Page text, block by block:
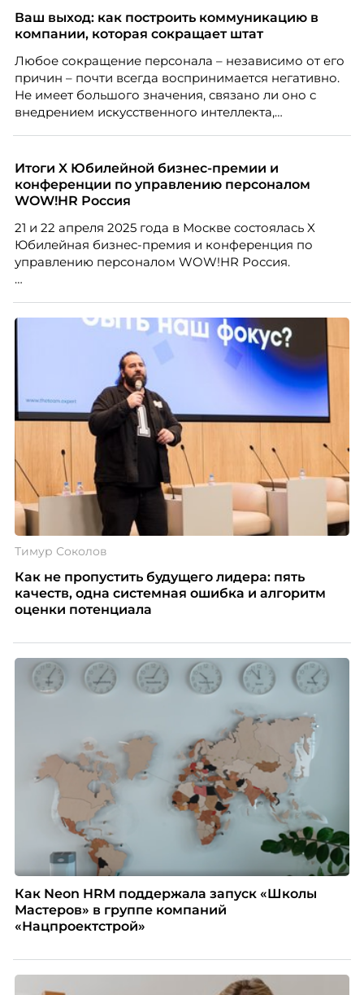
Ваш выход: как построить коммуникацию в
компании, которая сокращает штат
Любое сокращение персонала – независимо от его
причин – почти всегда воспринимается негативно.
Не имеет большого значения, связано ли оно с
внедрением искусственного интеллекта,
структуры компании. Для сотрудников сокращения
означают потерю стабильности, а для внешнего
рынка становятся сигналом о возможных
нередко превращаются в фактор, который
негативно влияет HR-бренд работодателя.
Итоги X Юбилейной бизнес-премии и
конференции по управлению персоналом
WOW!HR Россия
21 и 22 апреля 2025 года в Москве состоялась X
Юбилейная бизнес-премия и конференция по
управлению персоналом WOW!HR Россия.
номинантов и гостей мероприятия.
Тимур Соколов
Как не пропустить будущего лидера: пять
качеств, одна системная ошибка и алгоритм
оценки потенциала
Как Neon HRM поддержала запуск «Школы
Мастеров» в группе компаний
«Нацпроектстрой»